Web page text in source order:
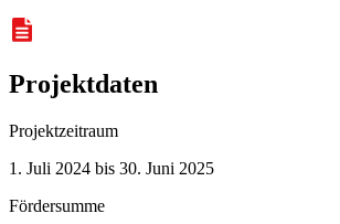
Projektdaten
Projektzeitraum
1. Juli 2024 bis 30. Juni 2025
Fördersumme